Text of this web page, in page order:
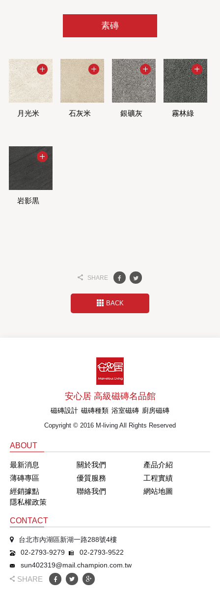
素磚
月光米 石灰米 銀礦灰 霧林綠
岩影黒
SHARE
BACK
安心居 高級磁磚名品館
磁磚設計 磁磚種類 浴室磁磚 廚房磁磚
Copyright © 2016 M-living All Rights Reserved
ABOUT
最新消息 關於我們
產品介紹
薄磚專區
優質服務
工程實績
經銷據點
聯絡我們
網站地圖
隱私權政策
CONTACT
台北市內湖區新湖一路288號4樓
02-2793-9279
02-2793-9522
sun402319@mail.champion.com.tw
SHARE